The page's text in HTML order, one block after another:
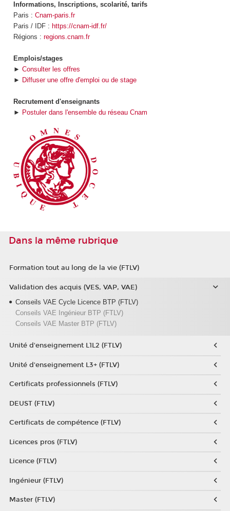
Informations, Inscriptions, scolarité, tarifs
Paris : Cnam-paris.fr
Paris / IDF : https://cnam-idf.fr/
Régions : regions.cnam.fr
Emplois/stages
► Consulter les offres
► Diffuser une offre d'emploi ou de stage
Recrutement d'enseignants
► Postuler dans l'ensemble du réseau Cnam
Dans la même rubrique
Formation tout au long de la vie (FTLV)
Validation des acquis (VES, VAP, VAE)
Conseils VAE Cycle Licence BTP (FTLV)
Conseils VAE Ingénieur BTP (FTLV)
Conseils VAE Master BTP (FTLV)
Unité d'enseignement L1L2 (FTLV)
Unité d'enseignement L3+ (FTLV)
Certificats professionnels (FTLV)
DEUST (FTLV)
Certificats de compétence (FTLV)
Licences pros (FTLV)
Licence (FTLV)
Ingénieur (FTLV)
Master (FTLV)